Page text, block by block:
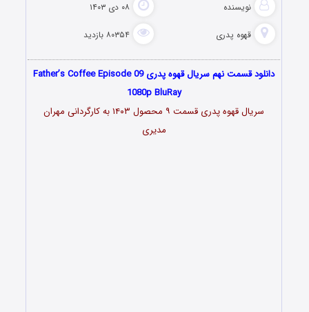
نویسنده ۰۸ دی ۱۴۰۳
قهوه پدری ۸۰۳۵۴ بازدید
دانلود قسمت نهم سریال قهوه پدری Father’s Coffee Episode 09
1080p BluRay
سریال قهوه پدری قسمت ۹ محصول ۱۴۰۳ به کارگردانی مهران
مدیری